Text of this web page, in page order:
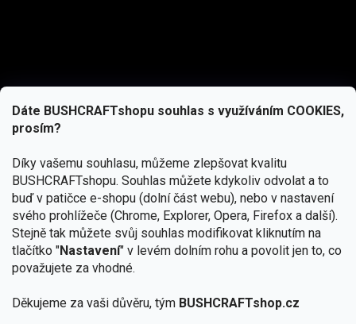
Dáte BUSHCRAFTshopu souhlas s využíváním COOKIES,
prosím?
Díky vašemu souhlasu, můžeme zlepšovat kvalitu
BUSHCRAFTshopu. Souhlas můžete kdykoliv odvolat a to
buď v patičce e-shopu (dolní část webu), nebo v nastavení
svého prohlížeče (Chrome, Explorer, Opera, Firefox a další).
Stejně tak můžete svůj souhlas modifikovat kliknutím na
tlačítko "Nastavení" v levém dolním rohu a povolit jen to, co
považujete za vhodné.
Děkujeme za vaši důvěru, tým BUSHCRAFTshop.cz
podmínkami ochrany osobních údajů